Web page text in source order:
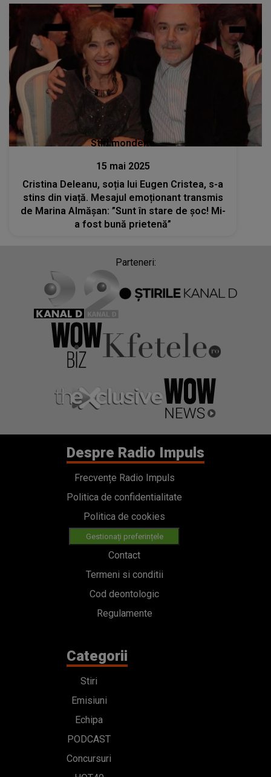
Stiri mondene
15 mai 2025
Cristina Deleanu, soția lui Eugen Cristea, s-a
stins din viață. Mesajul emoționant transmis
de Marina Almășan: ”Sunt în stare de șoc! Mi-
a fost bună prietenă”
Parteneri:
Despre Radio Impuls
Frecvențe Radio Impuls
Politica de confidentialitate
Politica de cookies
Gestionați preferințele
Contact
Termeni si conditii
Cod deontologic
Regulamente
Categorii
Stiri
Emisiuni
Echipa
PODCAST
Concursuri